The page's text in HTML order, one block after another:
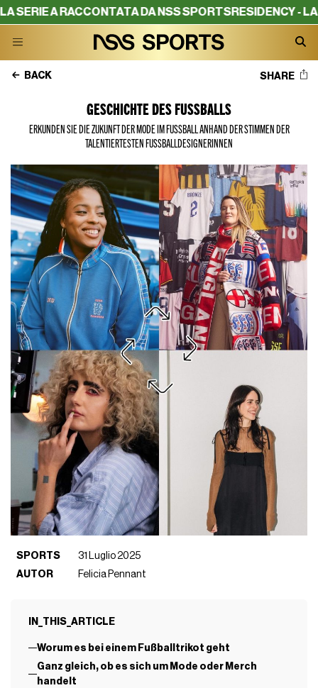
RACCONTATA DA NSS SPORTSRESIDENCY - LA SERIE
BACK SHARE
GESCHICHTE DES FUSSBALLS
ERKUNDEN SIE DIE ZUKUNFT DER MODE IM FUSSBALL ANHAND DER STIMMEN DER T
ALENTIERTESTEN FUSSBALLDESIGNERINNEN
SPORTS
31 Luglio 2025
AUTOR
Felicia Pennant
IN_THIS_ARTICLE
Worum es bei einem Fußballtrikot geht
Ganz gleich, ob es sich um Mode oder Merch
handelt